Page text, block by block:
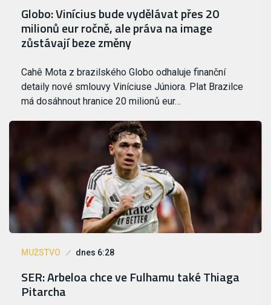
Globo: Vinícius bude vydělávat přes 20
milionů eur ročně, ale práva na image
zůstávají beze změny
Cahê Mota z brazilského Globo odhaluje finanční
detaily nové smlouvy Viníciuse Júniora. Plat Brazilce
má dosáhnout hranice 20 milionů eur…
MUŽSTVO dnes 6:28
SER: Arbeloa chce ve Fulhamu také Thiaga
Pitarcha